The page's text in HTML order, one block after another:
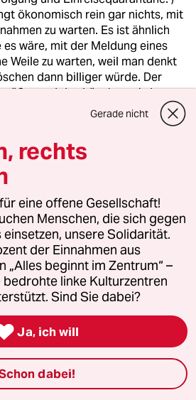
ökonomisch rein gar nichts, mit
zu warten. Es ist ähnlich
es wäre, mit der Meldung eines
Weile zu warten, weil man denkt
dann billiger würde. Der
und das Löschen wird
alles.
gelöscht)
Uhr
gehören wohl nicht zum
Die waren schon mit
an ihrer Grenze.
gelöscht)
Uhr
es denn so kompliziert, mehr
und Pfleger
Gerade nicht
rechts
eine offene Gesellschaft!
Menschen, die sich gegen
unsere Solidarität.
der Einnahmen aus
„Alles beginnt im Zentrum“ –
linke Kulturzentren
Sind Sie dabei?
Ja, ich will
dabei!